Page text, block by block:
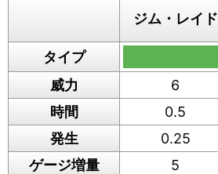
ジム・レイド
タイプ
威力 6
時間
0.5
発生
0.25
ゲージ増量
5